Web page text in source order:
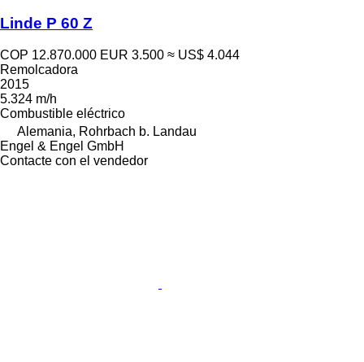
Linde P 60 Z
COP 12.870.000 EUR 3.500 ≈ US$ 4.044
Remolcadora
2015
5.324 m/h
Combustible eléctrico
Alemania, Rohrbach b. Landau
Engel & Engel GmbH
Contacte con el vendedor